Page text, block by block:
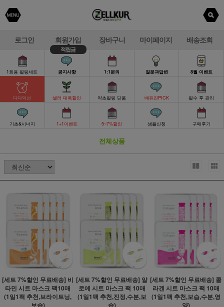
로그인 회원가입
적립금
장바구니 마이페이지 배송조회
1회용 필링세트 공지사항 1:1문의 질문과답변 8월 이벤트
다다익선 셀러 대폭할인 약초필링 단품 배유진PICK 필수 후 관리
기초&시너지 1+1이벤트 5~7%할인 샘플신청 구매후기
전체상품
[세트 7%할인 무료배송] 비
타민 시트 마스크 팩10매
(1일1팩 추천,브라이트닝,
보습)
[세트 7%할인 무료배송] 알
로에 시트 마스크 팩 10매
(1일1팩 추천,진정,수분,보
습)
[세트 7%할인 무료배송] 콜
라겐 시트 마스크 팩 10매
(1일1팩 추천,보습,수분,영
양)